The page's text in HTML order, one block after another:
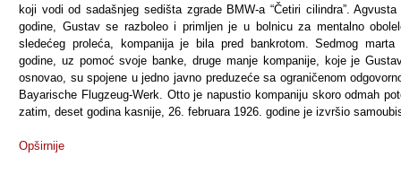
koji vodi od sadašnjeg sedišta zgrade BMW-a “Četiri cilindra”. Agvusta
godine, Gustav se razboleo i primljen je u bolnicu za mentalno
sledećeg proleća, kompanija je bila pred bankrotom. Sedmog marta
godine, uz pomoć svoje banke, druge manje kompanije, koje je
osnovao, su spojene u jedno javno preduzeće sa ograničenom
Bayarische Flugzeug-Werk. Otto je napustio kompaniju skoro odmah
zatim, deset godina kasnije, 26. februara 1926. godine je izvršio
Opširnije